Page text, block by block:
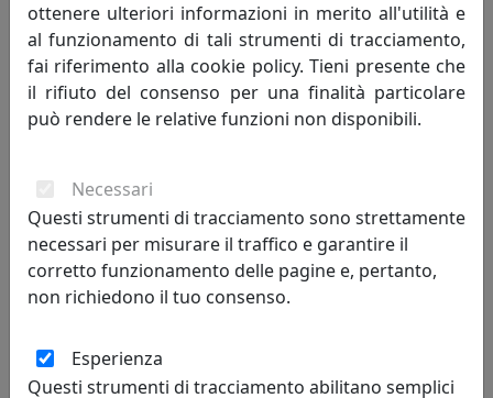
Creatività - è un termine che indica l'arte o la capacità di
creare e inventare."Creatività è unire elementi esistenti
con connessioni nuove, che siano utili" - Henri Poincaré.
La creatività si fonda sulla profonda conoscenza delle
personalità creativa sono curiosità, indipendenza,
spirito critico, autodisciplina.
Competitività - indica il livello di capacità concorrenziale
di un sistema economico oppure di una singola
capacità di stare al passo con la concorrenza. Lo spirito
di rivalità è proprio di chi è competitivo.
ottenere ulteriori informazioni in merito all'utilità e
al funzionamento di tali strumenti di tracciamento,
fai riferimento alla cookie policy. Tieni presente che
il rifiuto del consenso per una finalità particolare
può rendere le relative funzioni non disponibili.
Necessari
Questi strumenti di tracciamento sono strettamente
necessari per misurare il traffico e garantire il
corretto funzionamento delle pagine e, pertanto,
non richiedono il tuo consenso.
Esperienza
Questi strumenti di tracciamento abilitano semplici